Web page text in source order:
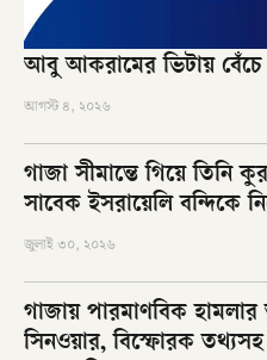
আবু আকরামের ভিটায় বেঁচে
আগস্ট ৪, ২০২৬
গাজা সীমান্তে গিয়ে
সাবেক ইসরায়েলি বন্দিকে
জুলাই ৩০, ২০২৬
গাজায় পারমাণবিক
সিনওয়ার, বিস্ফোরক